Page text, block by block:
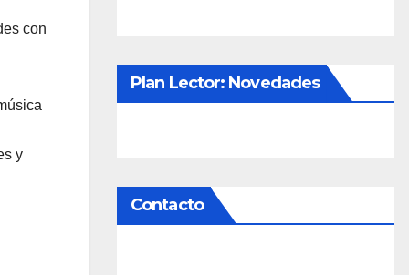
con
y
Plan Lector: Novedades
Contacto